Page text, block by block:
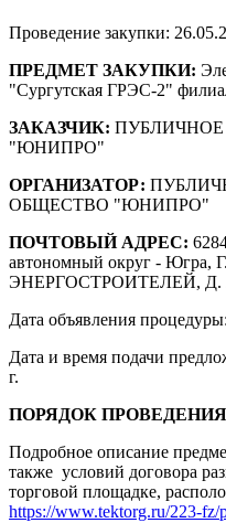
Проведение закупки:
ПРЕДМЕТ ЗАКУПКИ:
"Сургутская ГРЭС-2"
ЗАКАЗЧИК:
"ЮНИПРО"
ОРГАНИЗАТОР:
ОБЩЕСТВО "ЮНИПРО"
ПОЧТОВЫЙ АДРЕС:
автономный округ - Югра,
ЭНЕРГОСТРОИТЕЛЕЙ, Д.
Дата объявления
Дата и время подачи
г.
ПОРЯДОК
Подробное описание
также условий договора
торговой площадке,
https://www.tektorg.ru/223-fz/